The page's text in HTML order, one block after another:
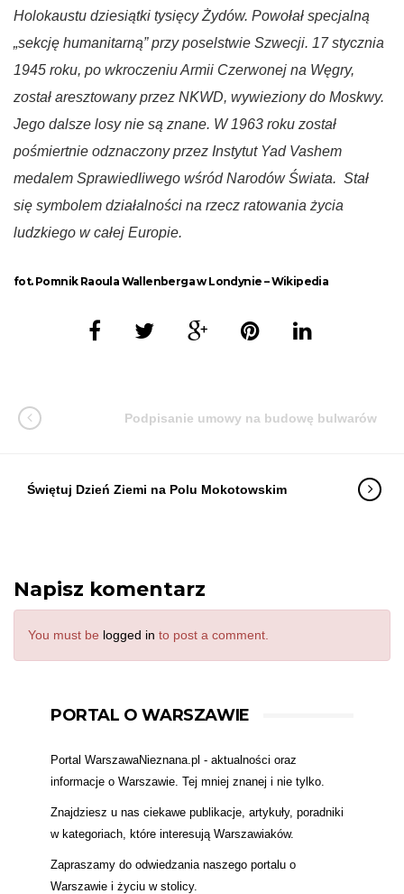
Holokaustu dziesiątki tysięcy Żydów. Powołał specjalną
„sekcję humanitarną” przy poselstwie Szwecji. 17 stycznia
1945 roku, po wkroczeniu Armii Czerwonej na Węgry,
został aresztowany przez NKWD, wywieziony do Moskwy.
Jego dalsze losy nie są znane. W 1963 roku został
pośmiertnie odznaczony przez Instytut Yad Vashem
medalem Sprawiedliwego wśród Narodów Świata. Stał
się symbolem działalności na rzecz ratowania życia
ludzkiego w całej Europie.
fot. Pomnik Raoula Wallenberga w Londynie – Wikipedia
Podpisanie umowy na budowę bulwarów
Świętuj Dzień Ziemi na Polu Mokotowskim
Napisz komentarz
You must be logged in to post a comment.
PORTAL O WARSZAWIE
Portal WarszawaNieznana.pl - aktualności oraz
informacje o Warszawie. Tej mniej znanej i nie tylko.
Znajdziesz u nas ciekawe publikacje, artykuły, poradniki
w kategoriach, które interesują Warszawiaków.
Zapraszamy do odwiedzania naszego portalu o
Warszawie i życiu w stolicy.